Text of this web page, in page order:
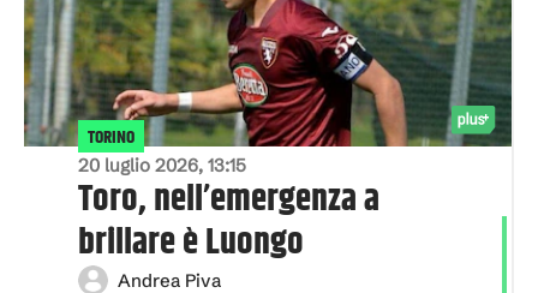
20 luglio 2026, 13:15
TORINO
Toro, nell’emergenza a
brillare è Luongo
Andrea Piva